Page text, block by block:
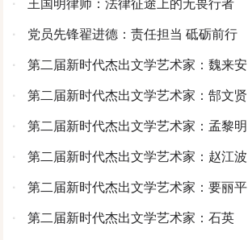
· 王国明律师：法律征途上的无畏行者
· 党员先锋翟进德：责任担当 砥砺前行
· 第二届新时代杰出文学艺术家：魏来安
· 第二届新时代杰出文学艺术家：郜文贤
· 第二届新时代杰出文学艺术家：孟黎明
· 第二届新时代杰出文学艺术家：赵江波
· 第二届新时代杰出文学艺术家：要丽平
· 第二届新时代杰出文学艺术家：石英